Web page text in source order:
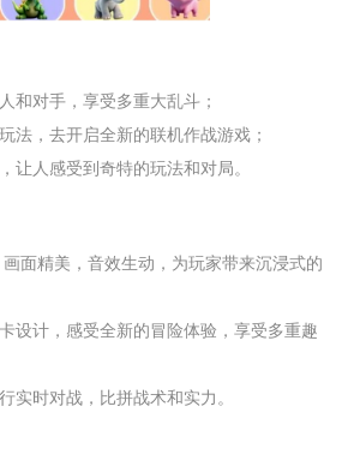
和对手，享受多重大乱斗；
法，去开启全新的联机作战游戏；
让人感受到奇特的玩法和对局。
面精美，音效生动，为玩家带来沉浸式的
设计，感受全新的冒险体验，享受多重趣
实时对战，比拼战术和实力。